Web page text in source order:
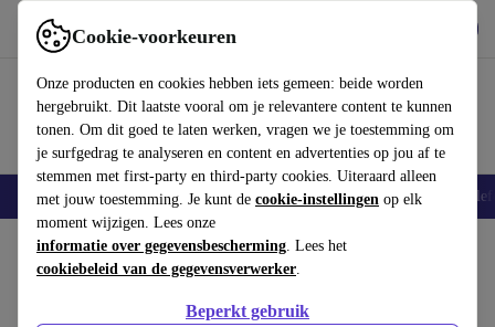
Cookie-voorkeuren
Onze producten en cookies hebben iets gemeen: beide worden
hergebruikt. Dit laatste vooral om je relevantere content te kunnen
tonen. Om dit goed te laten werken, vragen we je toestemming om
je surfgedrag te analyseren en content en advertenties op jou af te
stemmen met first-party en third-party cookies. Uiteraard alleen
met jouw toestemming. Je kunt de cookie-instellingen op elk
moment wijzigen. Lees onze
informatie over gegevensbescherming. Lees het
cookiebeleid van de gegevensverwerker.
Beperkt gebruik
Gebruik refurbed snel en eenvoudig
Smartphones Laptops Tablets Smartwatches Accessoires
Verkoop je Huawei Pura 70 : Functionaliteit